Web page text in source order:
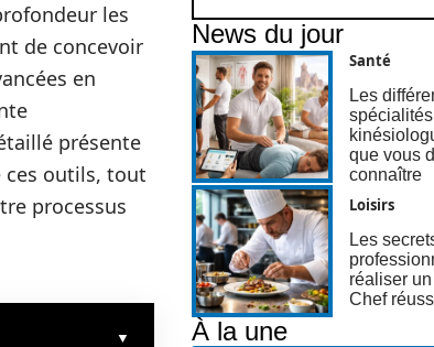
les
de concevoir
en
présente
ces outils, tout
processus
News du jour
Santé
Les
spécialités
que vous
connaître
Loisirs
Les
réaliser
Chef
À la une